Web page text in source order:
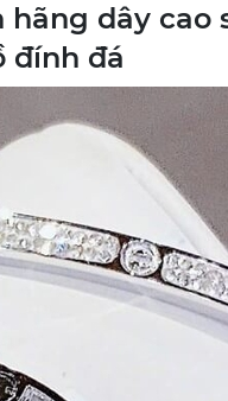
dây cao
đính đá